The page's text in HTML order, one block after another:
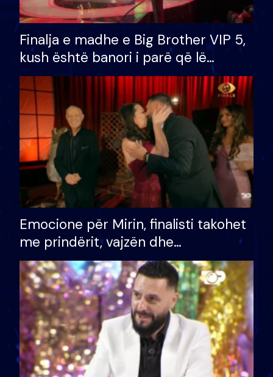
Finalja e madhe e Big Brother VIP 5,
kush është banori i parë që lë
shtëpinë dhe humb mundësinë për
të fituar çmimin e madh
Emocione për Mirin, finalisti takohet
me prindërit, vajzën dhe
bashkëshorten: S’kemi ndonjë letër
divorci apo jo?